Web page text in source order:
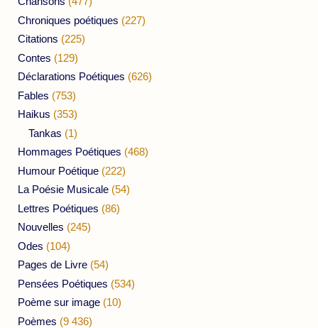
Chroniques poétiques (227)
Citations (225)
Contes (129)
Déclarations Poétiques (626)
Fables (753)
Haikus (353)
Tankas (1)
Hommages Poétiques (468)
Humour Poétique (222)
La Poésie Musicale (54)
Lettres Poétiques (86)
Nouvelles (245)
Odes (104)
Pages de Livre (54)
Pensées Poétiques (534)
Poème sur image (10)
Poèmes (9 436)